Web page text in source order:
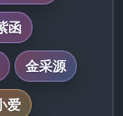
函
金采源
爱